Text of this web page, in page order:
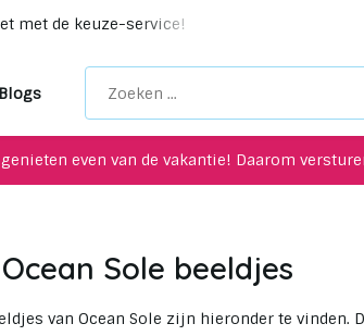
items voor je interieur!
Blogs
even van de vakantie! Daarom
Sole beeldjes
van Ocean Sole zijn hieronder te